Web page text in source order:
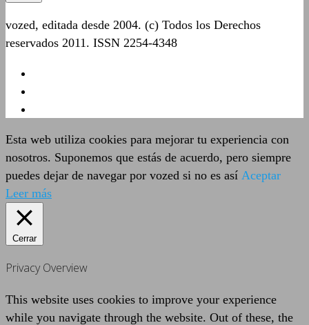
vozed, editada desde 2004. (c) Todos los Derechos
reservados 2011. ISSN 2254-4348
Esta web utiliza cookies para mejorar tu experiencia con
nosotros. Suponemos que estás de acuerdo, pero siempre
puedes dejar de navegar por vozed si no es así Aceptar
Leer más
Cerrar
Privacy Overview
This website uses cookies to improve your experience
while you navigate through the website. Out of these, the